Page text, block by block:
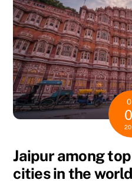
Jaipur among
cities in the world